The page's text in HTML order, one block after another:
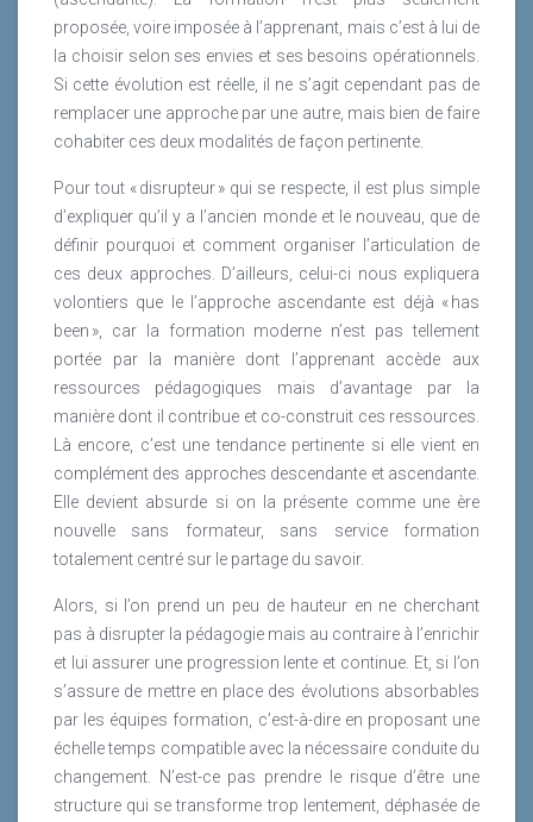
d’engagement et d’intelligence collective. C’est en effet
là que l’investissement et l’énergie devraient se
concentrer, car la créa-tion d’une culture managériale
est unique et génère de la valeur pour toute l’entreprise.
Eclairage avec Thierry Nadisic.
Lire la suite
proposée, voire imposée à l’apprenant, mais c’est à lui de
la choisir selon ses envies et ses besoins opérationnels.
Si cette évolution est réelle, il ne s’agit cependant pas de
remplacer une approche par une autre, mais bien de faire
cohabiter ces deux modalités de façon pertinente.
Pour tout « disrupteur » qui se respecte, il est plus simple
d’expliquer qu’il y a l’ancien monde et le nouveau, que de
définir pourquoi et comment organiser l’articulation de
ces deux approches. D’ailleurs, celui-ci nous expliquera
volontiers que le l’approche ascendante est déjà « has
been », car la formation moderne n’est pas tellement
portée par la manière dont l’apprenant accède aux
ressources pédagogiques mais d’avantage par la
manière dont il contribue et co-construit ces ressources.
Là encore, c’est une tendance pertinente si elle vient en
complément des approches descendante et ascendante.
Elle devient absurde si on la présente comme une ère
nouvelle sans formateur, sans service formation
totalement centré sur le partage du savoir.
Alors, si l’on prend un peu de hauteur en ne cherchant
pas à disrupter la pédagogie mais au contraire à l’enrichir
et lui assurer une progression lente et continue. Et, si l’on
s’assure de mettre en place des évolutions absorbables
par les équipes formation, c’est-à-dire en proposant une
échelle temps compatible avec la nécessaire conduite du
changement. N’est-ce pas prendre le risque d’être une
structure qui se transforme trop lentement, déphasée de